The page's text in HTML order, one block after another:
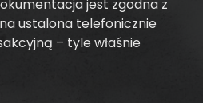
jest zgodna z
ustalona telefonicznie
– tyle właśnie